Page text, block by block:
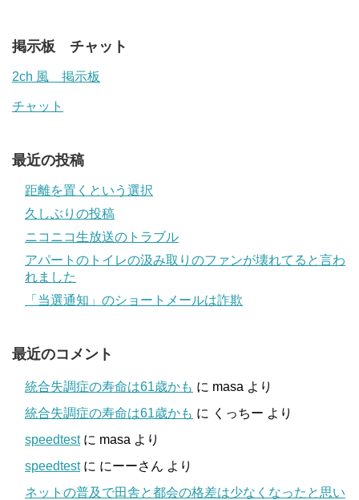
掲示板 チャット
2ch 風 掲示板
チャット
最近の投稿
距離を置くという選択
久しぶりの投稿
ニコニコ生放送のトラブル
アパートのトイレの汲み取りのファンが壊れてると言わ
れました
「当選通知」のショートメールは詐欺
最近のコメント
統合失調症の寿命は61歳かも に masa より
統合失調症の寿命は61歳かも に くっちー より
speedtestに masa より
speedtestに にーーさん より
ネットの普及で田舎と都会の格差は少なくなったと思い